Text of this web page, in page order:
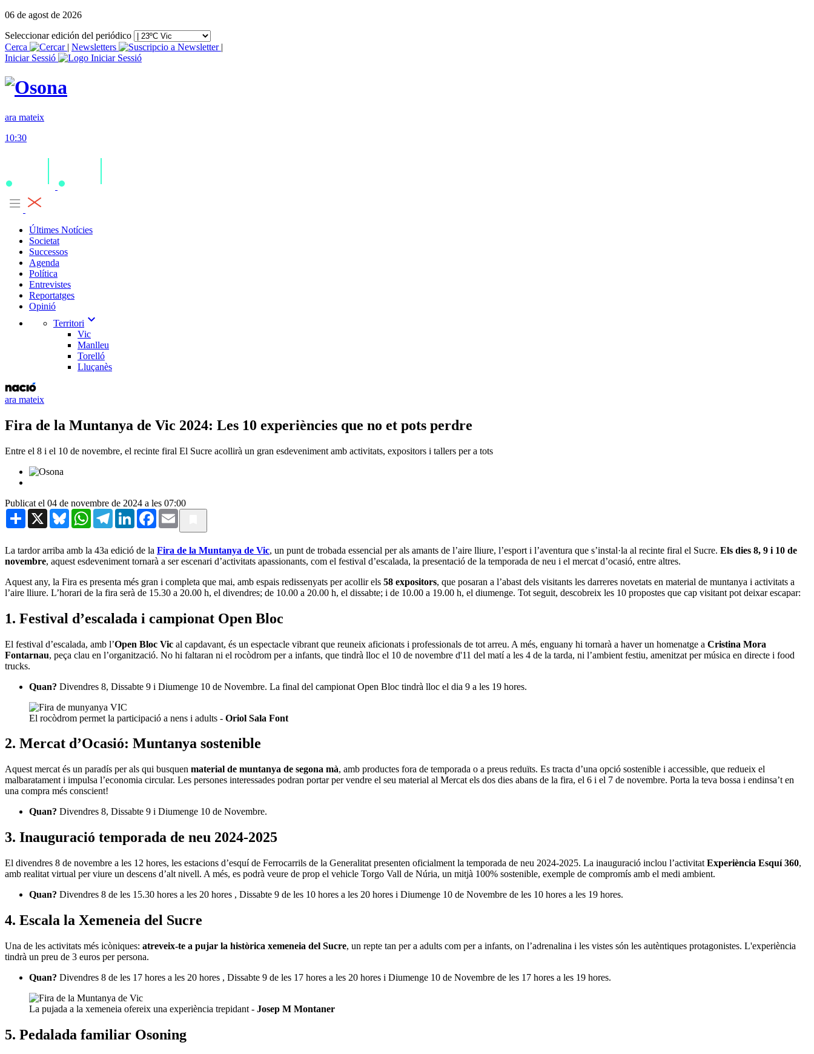
06 de agost de 2026
Seleccionar edición del periódico
Cerca
| Newsletters
|
Iniciar Sessió
ara mateix
10:30
Últimes Notícies
Societat
Successos
Agenda
Política
Entrevistes
Reportatges
Opinió
Territori expand_more
Vic
Manlleu
Torelló
Lluçanès
ara mateix
Fira de la Muntanya de Vic 2024: Les 10 experiències que no et pots perdre
Entre el 8 i el 10 de novembre, el recinte firal El Sucre acollirà un gran esdeveniment amb activitats, expositors i tallers per a tots
Publicat el 04 de novembre de 2024 a les 07:00
Share X BlueskyWhatsAppTelegramLinkedInFacebook
Email
La tardor arriba amb la 43a edició de la Fira de la Muntanya de Vic, un punt de trobada essencial per als amants de l’aire lliure, l’esport i l’aventura que s’instal·la al recinte firal el Sucre. Els dies 8, 9 i 10 de
novembre, aquest esdeveniment tornarà a ser escenari d’activitats apassionants, com el festival d’escalada, la presentació de la temporada de neu i el mercat d’ocasió, entre altres.
Aquest any, la Fira es presenta més gran i completa que mai, amb espais redissenyats per acollir els 58 expositors, que posaran a l’abast dels visitants les darreres novetats en material de muntanya i activitats a
l’aire lliure. L’horari de la fira serà de 15.30 a 20.00 h, el divendres; de 10.00 a 20.00 h, el dissabte; i de 10.00 a 19.00 h, el diumenge. Tot seguit, descobreix les 10 propostes que cap visitant pot deixar escapar:
1. Festival d’escalada i campionat Open Bloc
El festival d’escalada, amb l’Open Bloc Vic al capdavant, és un espectacle vibrant que reuneix aficionats i professionals de tot arreu. A més, enguany hi tornarà a haver un homenatge a Cristina Mora
Fontarnau, peça clau en l’organització. No hi faltaran ni el rocòdrom per a infants, que tindrà lloc el 10 de novembre d'11 del matí a les 4 de la tarda, ni l’ambient festiu, amenitzat per música en directe i food
trucks.
Quan? Divendres 8, Dissabte 9 i Diumenge 10 de Novembre. La final del campionat Open Bloc tindrà lloc el dia 9 a les 19 hores.
El rocòdrom permet la participació a nens i adults - Oriol Sala Font
2. Mercat d’Ocasió: Muntanya sostenible
Aquest mercat és un paradís per als qui busquen material de muntanya de segona mà, amb productes fora de temporada o a preus reduïts. Es tracta d’una opció sostenible i accessible, que redueix el
malbaratament i impulsa l’economia circular. Les persones interessades podran portar per vendre el seu material al Mercat els dos dies abans de la fira, el 6 i el 7 de novembre. Porta la teva bossa i endinsa’t en
una compra més conscient!
Quan? Divendres 8, Dissabte 9 i Diumenge 10 de Novembre.
3. Inauguració temporada de neu 2024-2025
El divendres 8 de novembre a les 12 hores, les estacions d’esquí de Ferrocarrils de la Generalitat presenten oficialment la temporada de neu 2024-2025. La inauguració inclou l’activitat Experiència Esquí 360,
amb realitat virtual per viure un descens d’alt nivell. A més, es podrà veure de prop el vehicle Torgo Vall de Núria, un mitjà 100% sostenible, exemple de compromís amb el medi ambient.
Quan? Divendres 8 de les 15.30 hores a les 20 hores , Dissabte 9 de les 10 hores a les 20 hores i Diumenge 10 de Novembre de les 10 hores a les 19 hores.
4. Escala la Xemeneia del Sucre
Una de les activitats més icòniques: atreveix-te a pujar la històrica xemeneia del Sucre, un repte tan per a adults com per a infants, on l’adrenalina i les vistes són les autèntiques protagonistes. L'experiència
tindrà un preu de 3 euros per persona.
Quan? Divendres 8 de les 17 hores a les 20 hores , Dissabte 9 de les 17 hores a les 20 hores i Diumenge 10 de Novembre de les 17 hores a les 19 hores.
La pujada a la xemeneia ofereix una experiència trepidant - Josep M Montaner
5. Pedalada familiar Osoning